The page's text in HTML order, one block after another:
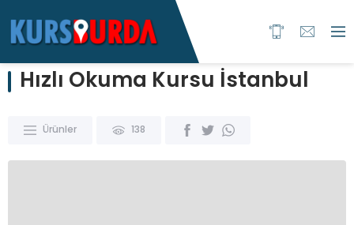
Hızlı Okuma Kursu İstanbul
Ürünler 138